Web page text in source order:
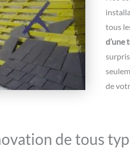
tous
d’une
de
de tous